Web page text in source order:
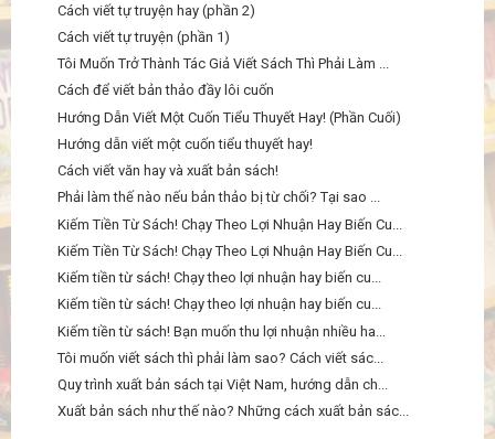
Cách viết tự truyện hay (phần 2)
Cách viết tự truyện (phần 1)
Tôi Muốn Trở Thành Tác Giả Viết Sách Thì Phải Làm ...
Cách để viết bản thảo đầy lôi cuốn
Hướng Dẫn Viết Một Cuốn Tiểu Thuyết Hay! (Phần Cuối)
Hướng dẫn viết một cuốn tiểu thuyết hay!
Cách viết văn hay và xuất bản sách!
Phải làm thế nào nếu bản thảo bị từ chối? Tại sao ...
Kiếm Tiền Từ Sách! Chạy Theo Lợi Nhuận Hay Biến Cu...
Kiếm Tiền Từ Sách! Chạy Theo Lợi Nhuận Hay Biến Cu...
Kiếm tiền từ sách! Chạy theo lợi nhuận hay biến cu...
Kiếm tiền từ sách! Chạy theo lợi nhuận hay biến cu...
Kiếm tiền từ sách! Bạn muốn thu lợi nhuận nhiều ha...
Tôi muốn viết sách thì phải làm sao? Cách viết sác...
Quy trình xuất bản sách tại Việt Nam, hướng dẫn ch...
Xuất bản sách như thế nào? Những cách xuất bản sác...